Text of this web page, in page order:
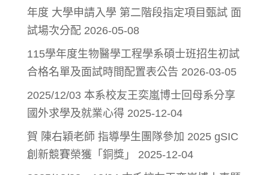
年度 大學申請入學 第二階段指定項目甄試 面
試場次分配 2026-05-08
115學年度生物醫學工程學系碩士班招生初試
合格名單及面試時間配置表公告 2026-03-05
2025/12/03 本系校友王奕嵐博士回母系分享
國外求學及就業心得 2025-12-04
賀 陳右穎老師 指導學生團隊參加 2025 gSIC
創新競賽榮獲「銅獎」
2025-12-04